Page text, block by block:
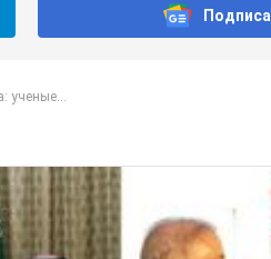
ученые...